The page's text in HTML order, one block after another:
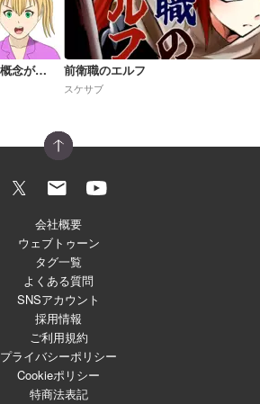
ボトムレッスン(履くって概念が崩壊した世界)R18 前衛職のエルフ
スケサブ
会社概要
ウェブトゥーン
タグ一覧
よくある質問
SNSアカウント
採用情報
ご利用規約
プライバシーポリシー
Cookieポリシー
特商法表記